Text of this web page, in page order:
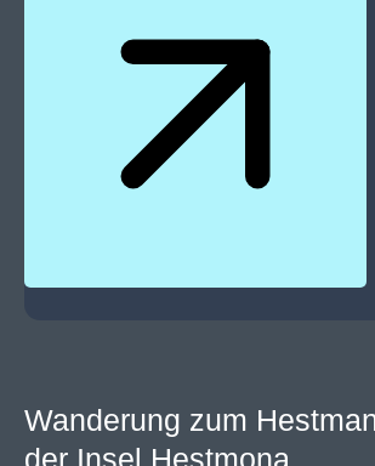
Wanderung zum
der Insel Hestmona